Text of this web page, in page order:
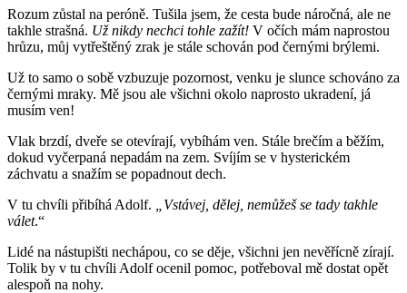
Rozum zůstal na peróně. Tušila jsem, že cesta bude náročná, ale ne
takhle strašná. Už nikdy nechci tohle zažít! V očích mám naprostou
hrůzu, můj vytřeštěný zrak je stále schován pod černými brýlemi.
Už to samo o sobě vzbuzuje pozornost, venku je slunce schováno za
černými mraky. Mě jsou ale všichni okolo naprosto ukradení, já
musím ven!
Vlak brzdí, dveře se otevírají, vybíhám ven. Stále brečím a běžím,
dokud vyčerpaná nepadám na zem. Svíjím se v hysterickém
záchvatu a snažím se popadnout dech.
V tu chvíli přibíhá Adolf.
„Vstávej, dělej, nemůžeš se tady takhle
válet.“
Lidé na nástupišti nechápou, co se děje, všichni jen nevěřícně zírají.
Tolik by v tu chvíli Adolf ocenil pomoc, potřeboval mě dostat opět
alespoň na nohy.